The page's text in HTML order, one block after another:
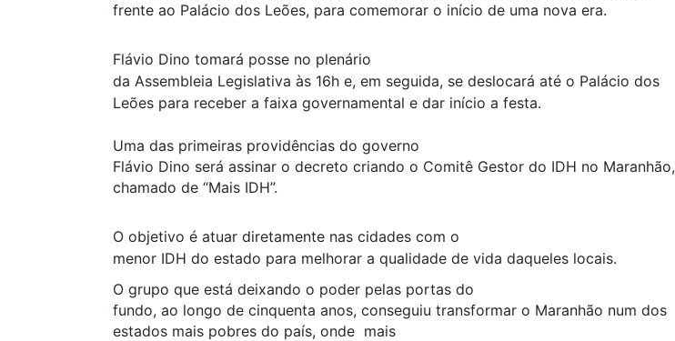
frente ao Palácio dos Leões, para comemorar o início de uma nova era.
Flávio Dino tomará posse no plenário
da Assembleia Legislativa às 16h e, em seguida, se deslocará até o Palácio dos
Leões para receber a faixa governamental e dar início a festa.
Uma das primeiras providências do governo
Flávio Dino será assinar o decreto criando o Comitê Gestor do IDH no Maranhão,
chamado de “Mais IDH”.
O objetivo é atuar diretamente nas cidades com o
menor IDH do estado para melhorar a qualidade de vida daqueles locais.
O grupo que está deixando o poder pelas portas do
fundo, ao longo de cinquenta anos, conseguiu transformar o Maranhão num dos
estados mais pobres do país, onde mais